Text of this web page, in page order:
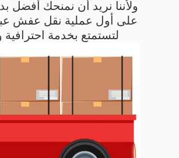
على أول عملية نقل عفش
لتستمتع بخدمة